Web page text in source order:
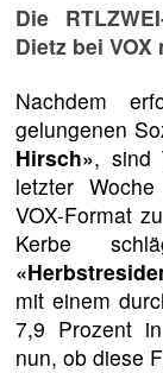
Die
Dietz bei
Nachdem
gelungenen
Hirsch», sind
letzter
VOX-Format
Kerbe
mit einem
7,9 Prozent
nun, ob diese